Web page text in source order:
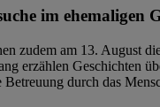
im ehemaligen
zudem am 13. August
erzählen Geschichten
durch das